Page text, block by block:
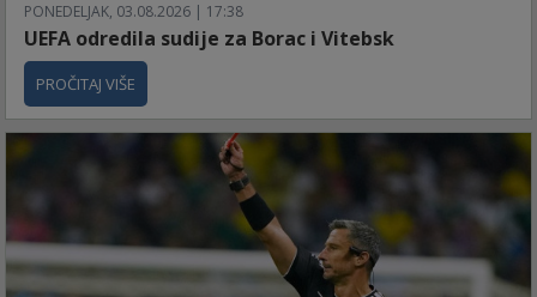
PONEDELJAK, 03.08.2026 | 17:38
UEFA odredila sudije za Borac i Vitebsk
PROČITAJ VIŠE